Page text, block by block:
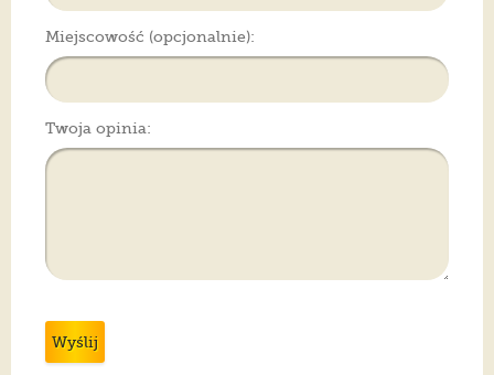
Miejscowość (opcjonalnie):
Twoja opinia:
Wyślij